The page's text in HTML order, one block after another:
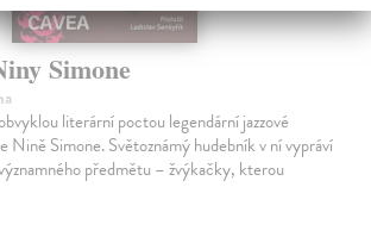
Simone
literární poctou legendární jazzové
Nině Simone. Světoznámý hudebník v ní vypráví
předmětu – žvýkačky, kterou